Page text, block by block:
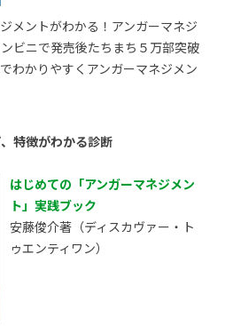
メントがわかる！アンガーマネジ
ビニで発売後たちまち５万部突破
わかりやすくアンガーマネジメン
特徴がわかる診断
はじめての「アンガーマネジメン
ト」実践ブック
安藤俊介著（ディスカヴァー・ト
ゥエンティワン）